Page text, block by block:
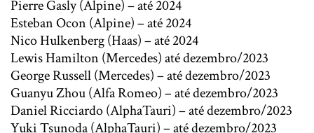
Pierre Gasly (Alpine) – até 2024
Esteban Ocon (Alpine) – até 2024
Nico Hulkenberg (Haas) – até 2024
Lewis Hamilton (Mercedes) até dezembro/2023
George Russell (Mercedes) – até dezembro/2023
Guanyu Zhou (Alfa Romeo) – até dezembro/2023
Daniel Ricciardo (AlphaTauri) – até dezembro/2023
Yuki Tsunoda (AlphaTauri) – até dezembro/2023